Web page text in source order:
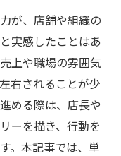
が、店舗や組織の
実感したことはあ
上や職場の雰囲気
右されることが少
める際は、店長や
ーを描き、行動を
。本記事では、単